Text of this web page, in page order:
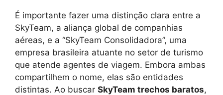
É importante fazer uma distinção clara entre a
SkyTeam, a aliança global de companhias
aéreas, e a “SkyTeam Consolidadora”, uma
empresa brasileira atuante no setor de turismo
que atende agentes de viagem. Embora ambas
compartilhem o nome, elas são entidades
distintas. Ao buscar SkyTeam trechos baratos,